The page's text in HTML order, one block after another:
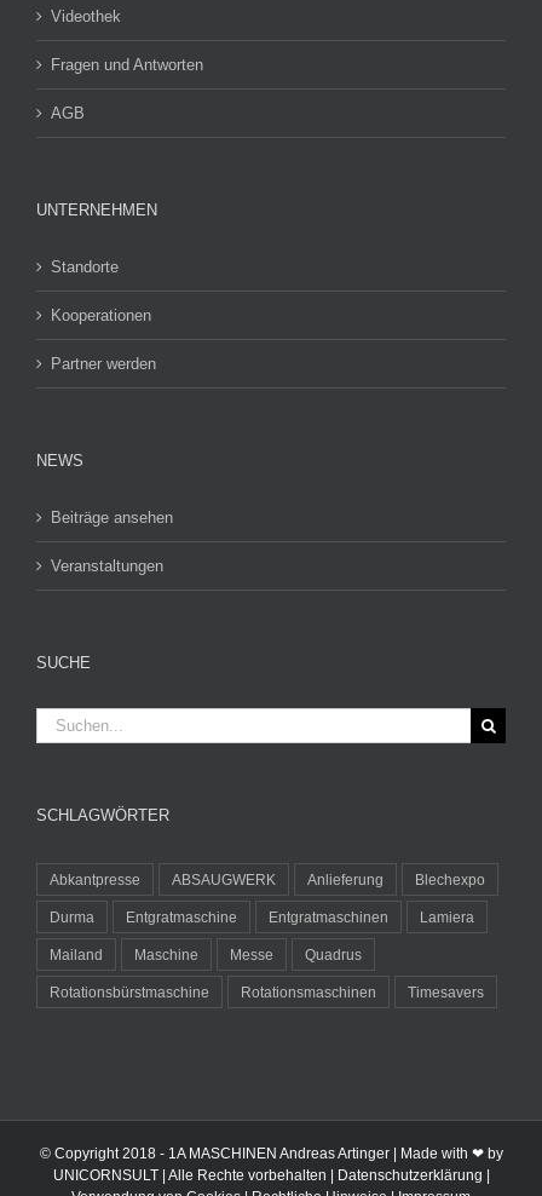
Videothek
Fragen und Antworten
AGB
UNTERNEHMEN
Standorte
Kooperationen
Partner werden
NEWS
Beiträge ansehen
Veranstaltungen
SUCHE
Suche
nach:
SCHLAGWÖRTER
Abkantpresse ABSAUGWERK Anlieferung Blechexpo
Durma Entgratmaschine Entgratmaschinen Lamiera
Mailand Maschine Messe Quadrus
Rotationsbürstmaschine Rotationsmaschinen Timesavers
© Copyright 2018 - 1A MASCHINEN Andreas Artinger | Made with ❤ by
UNICORNSULT| Alle Rechte vorbehalten | Datenschutzerklärung